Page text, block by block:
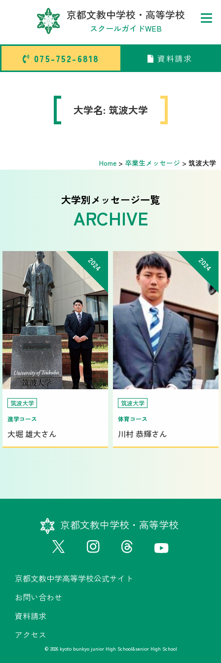
075-752-6818 資料請求
トップページ
高等学校部活TOP
卒業生メッセージ
京都文教中学校・高等学校
スクールガイドWEB
075-752-6818 資料請求
大学名: 筑波大学
Interview
Home > 卒業生メッセージ > 筑波大学
大学別メッセージ一覧
2024
筑波大学
進学コース
大堀 雄大さん
2024
筑波大学
体育コース
川村 恭輝さん
京都文教中学校・高等学校
京都文教中学高等学校公式サイト
お問い合わせ
資料請求
アクセス
© 2026 kyoto bunkyo junior High School&senior High School